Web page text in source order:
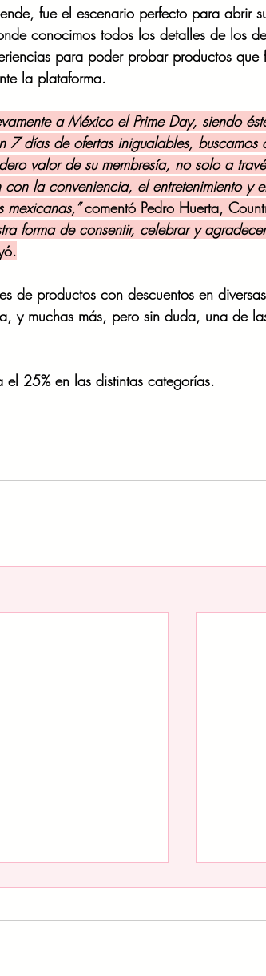
fue el escenario perfecto para abrir
conocimos todos los detalles de los
para poder probar productos que
la plataforma.
a México el Prime Day, siendo
7 días de ofertas inigualables, buscamos
valor de su membresía, no solo a
con la conveniencia, el entretenimiento y
mexicanas,” comentó Pedro Huerta,
forma de consentir, celebrar y
de productos con descuentos en
y muchas más, pero sin duda, una de
el 25% en las distintas categorías.